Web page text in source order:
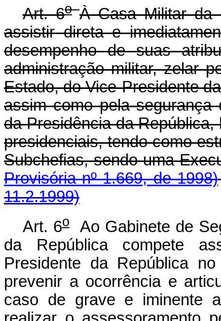
Art. 6o À Casa Militar da
assistir direta e
desempenho de suas
administração militar, zelar
Estado, do Vice-Presidente
assim como pela
da Presidência da
presidenciais, tendo como
Subchefias, sendo
Provisória nº 1.669, de 1998)
11.2.1999)
Art. 6oAo Gabinete de
da República compete
Presidente da República
prevenir a ocorrência e
caso de grave e iminente